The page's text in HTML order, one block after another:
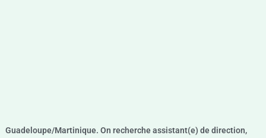
Guadeloupe/Martinique. On recherche assistant(e) de direction,